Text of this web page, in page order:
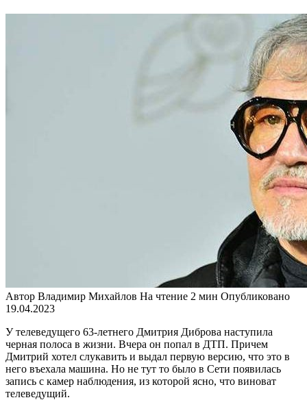
Автор Владимир Михайлов На чтение 2 мин Опубликовано
19.04.2023
У телеведущего 63-летнего Дмитрия Диброва наступила
черная полоса в жизни. Вчера он попал в ДТП. Причем
Дмитрий хотел слукавить и выдал первую версию, что это в
него въехала машина. Но не тут то было в Сети появилась
запись с камер наблюдения, из которой ясно, что виноват
телеведущий.